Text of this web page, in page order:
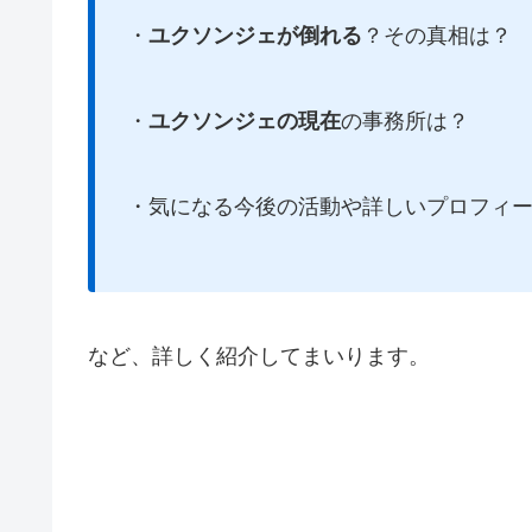
・ ユクソンジェが倒れる ？その真相は？
・ ユクソンジェの現在の事務所は？
・気になる今後の活動や詳しいプロフィ
など、詳しく紹介してまいります。